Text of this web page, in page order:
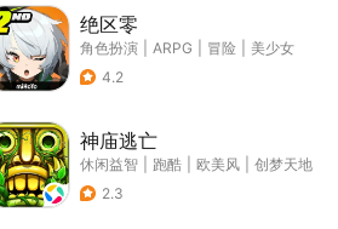
绝区零
角色扮演 ARPG 冒险
美少女
4.2
神庙逃亡
休闲益智 跑酷 欧美风
创梦天地
2.3